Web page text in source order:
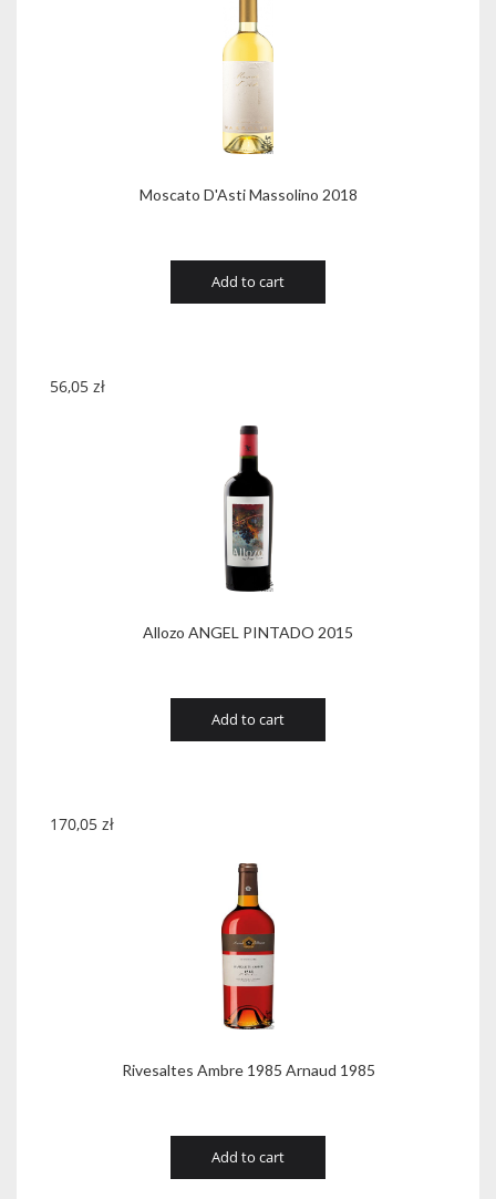
Moscato D'Asti Massolino 2018
Add to cart
Allozo ANGEL PINTADO 2015
56,05 zł
Add to cart
Rivesaltes Ambre 1985 Arnaud 1985
170,05 zł
Add to cart